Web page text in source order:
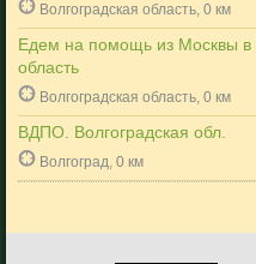
Волгоградская область, 0 км
Едем на помощь из Москвы в
область
Волгоградская область, 0 км
ВДПО. Волгоградская обл.
Волгоград, 0 км